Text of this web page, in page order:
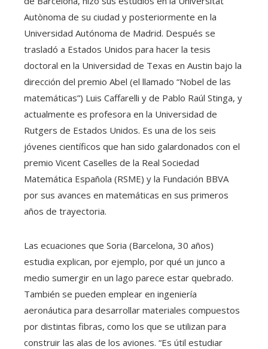
Autònoma de su ciudad y posteriormente en la
Universidad Autónoma de Madrid. Después se
trasladó a Estados Unidos para hacer la tesis
doctoral en la Universidad de Texas en Austin bajo la
dirección del premio Abel (el llamado “Nobel de las
matemáticas”) Luis Caffarelli y de Pablo Raúl Stinga, y
actualmente es profesora en la Universidad de
Rutgers de Estados Unidos. Es una de los seis
jóvenes científicos que han sido galardonados con el
premio Vicent Caselles de la Real Sociedad
Matemática Española (RSME) y la Fundación BBVA
por sus avances en matemáticas en sus primeros
años de trayectoria.
Las ecuaciones que Soria (Barcelona, 30 años)
estudia explican, por ejemplo, por qué un junco a
medio sumergir en un lago parece estar quebrado.
También se pueden emplear en ingeniería
aeronáutica para desarrollar materiales compuestos
por distintas fibras, como los que se utilizan para
construir las alas de los aviones. “Es útil estudiar